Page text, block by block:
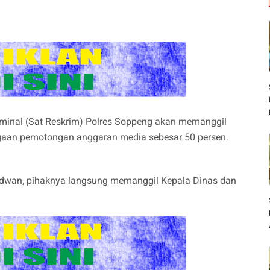
(Sat Reskrim) Polres Soppeng akan memanggil
pemotongan anggaran media sebesar 50 persen.
pihaknya langsung memanggil Kepala Dinas dan